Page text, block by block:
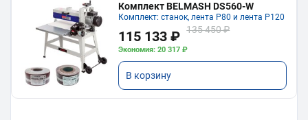
Комплект BELMASH DS560-W
Комплект: станок, лента P80 и лента P120
115 133 ₽ 135 450 ₽
Экономия: 20 317 ₽
В корзину